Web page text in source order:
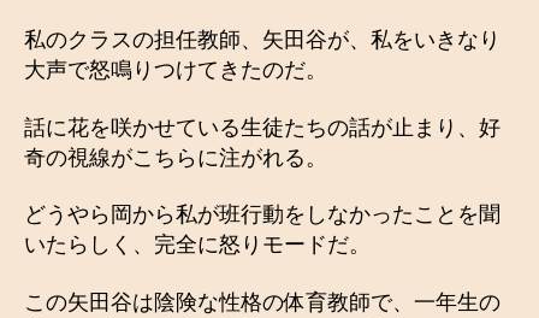
私のクラスの担任教師、矢田谷が、私をいきなり
大声で怒鳴りつけてきたのだ。
話に花を咲かせている生徒たちの話が止まり、好
奇の視線がこちらに注がれる。
どうやら岡から私が班行動をしなかったことを聞
いたらしく、完全に怒りモードだ。
この矢田谷は陰険な性格の体育教師で、一年生の